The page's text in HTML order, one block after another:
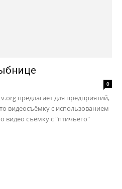
0
предлагает для предприятий,
видеосъёмку с использованием
видео съёмку с "птичьего"